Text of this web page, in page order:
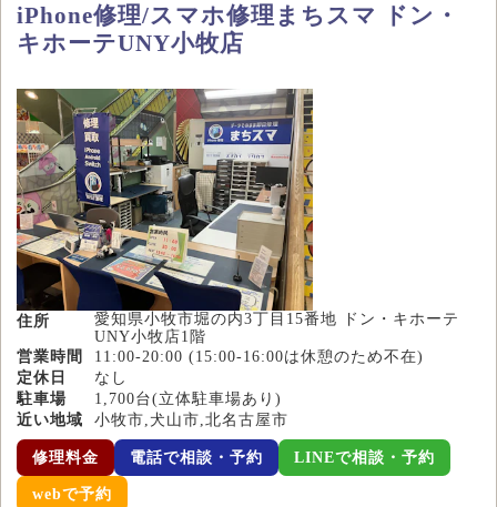
iPhone修理/スマホ修理まちスマ ドン・
キホーテUNY小牧店
住所
愛知県小牧市堀の内3丁目15番地 ドン・キホーテ
UNY小牧店1階
営業時間
11:00-20:00 (15:00-16:00は休憩のため不在)
定休日
なし
駐車場
1,700台(立体駐車場あり)
近い地域
小牧市,犬山市,北名古屋市
修理料金 電話で相談・予約 LINEで相談・予約
webで予約